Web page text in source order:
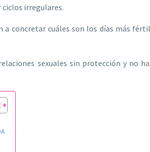
ciclos irregulares.
a concretar cuáles son los días más
sexuales sin protección y no